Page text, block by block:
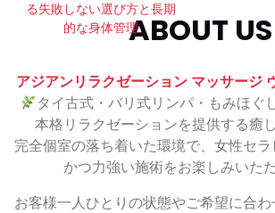
る失敗しない選び方と長期
的な身体管理ABOUT US
アジアンリラクゼーション マッサージ
タイ古式・バリ式リンパ・もみほぐ
本格リラクゼーションを提供する癒
完全個室の落ち着いた環境で、女性セ
かつ力強い施術をお楽しみいた
お客様一人ひとりの状態やご希望に合